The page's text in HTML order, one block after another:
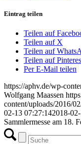
Eintrag teilen
Teilen auf
Teilen auf X
Teilen auf
Teilen auf
Per E-Mail teilen
https://aphv.de/wp-
Wolfgang Maassen
content/uploads/2016/
02-13 07:27:142018-
Sammlermesse am 18.